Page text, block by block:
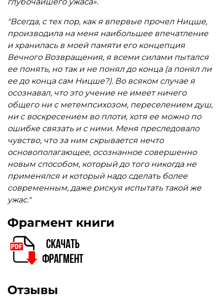
"Всегда, с тех пор, как я впервые прочел Ницше,
производила на меня наибольшее впечатление
и хранилась в моей памяти его концепция
Вечного Возвращения, я всеми силами пытался
ее понять, но так и не понял до конца (а понял ли
ее до конца сам Ницше?). Во всяком случае я
осознавал, что это учение не имеет ничего
общего ни с метемпсихозом, переселением душ,
ни с воскресением во плоти, хотя ее можно по
ошибке связать и с ними. Меня преследовало
чувство, что за ним скрывается нечто
основополагающее, осознанное совершенно
новым способом, который до того никогда не
применялся и который надо сделать более
современным, даже рискуя испытать такой же
ужас."
Фрагмент книги
Отзывы